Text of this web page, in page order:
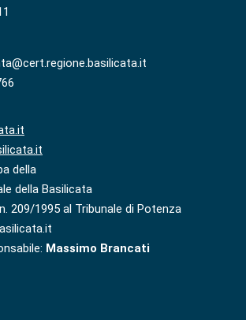
della
della Basilicata
209/1995 al Tribunale di Potenza
Massimo Brancati